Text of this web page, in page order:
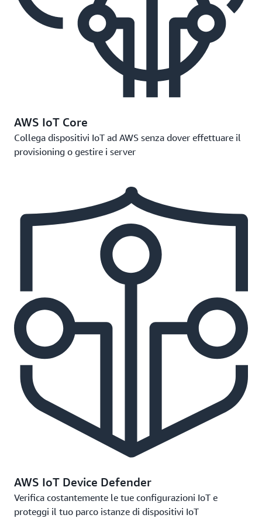
AWS IoT Core
Collega dispositivi IoT ad AWS senza dover effettuare il
provisioning o gestire i server
AWS IoT Device Defender
Verifica costantemente le tue configurazioni IoT e
proteggi il tuo parco istanze di dispositivi IoT